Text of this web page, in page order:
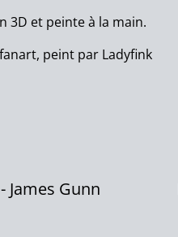
3D et peinte à la main.
peint par Ladyfink
James Gunn